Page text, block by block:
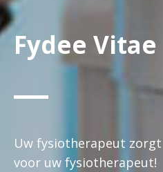
Fydee Vitae
Uw fysiotherapeut
voor uw fysiotherapeut!